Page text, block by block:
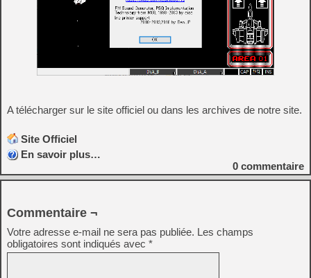
A télécharger sur le site officiel ou dans les archives de notre site.
Site Officiel
En savoir plus…
0 commentaire
Commentaire ¬
Votre adresse e-mail ne sera pas publiée. Les champs
obligatoires sont indiqués avec *